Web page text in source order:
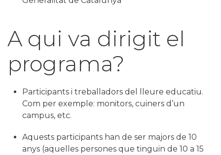
A qui va dirigit el
programa?
Participants i treballadors del lleure educatiu.
Com per exemple: monitors, cuiners d’un
campus, etc.
Aquests participants han de ser majors de 10
anys (aquelles persones que tinguin de 10 a 15